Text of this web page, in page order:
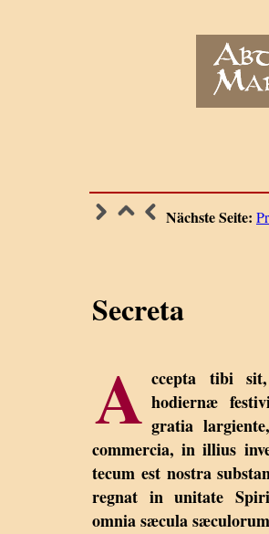
Nächste Seite:
Secreta
A ccepta tibi
hodiernæ
gratia
commercia, in illius
tecum est nostra
regnat in unitate
omnia sæcula